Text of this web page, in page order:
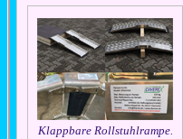
Klappbare Rollstuhlrampe.